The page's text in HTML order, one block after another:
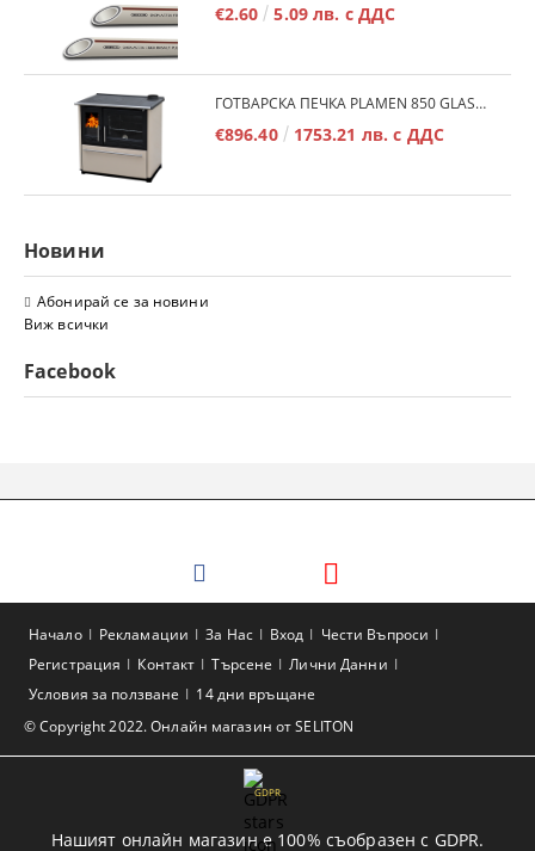
€2.60 5.09 лв. с ДДС
ГОТВАРСКА ПЕЧКА PLAMEN 850 GLAS 11KW
€896.40 1753.21 лв. с ДДС
Новини
Абонирай се за новини
Виж всички
Facebook
© Copyright 2022. Онлайн магазин от SELITON
Начало Рекламации За Нас Вход
Чести Въпроси
Регистрация
Контакт Търсене
Лични Данни
Условия за ползване
14 дни връщане
GDPR
Нашият онлайн магазин е 100% съобразен с GDPR.